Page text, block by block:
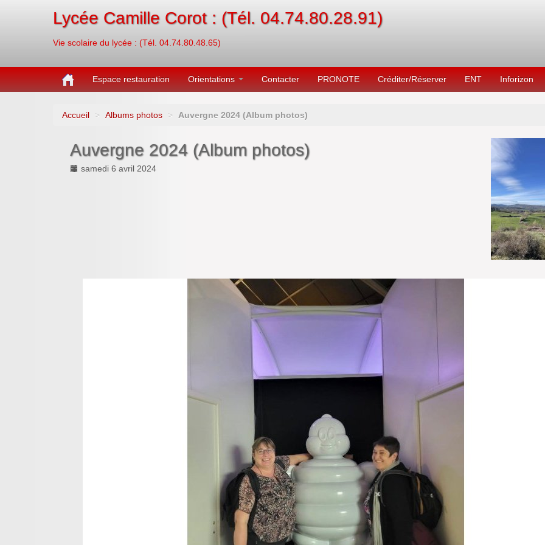
Lycée Camille Corot : (Tél. 04.74.80.28.91)
Vie scolaire du lycée : (Tél. 04.74.80.48.65)
Espace restauration Orientations Contacter PRONOTE Créditer/Réserver ENT Inforizon
Accueil > Albums photos > Auvergne 2024 (Album photos)
Auvergne 2024 (Album photos)
samedi 6 avril 2024